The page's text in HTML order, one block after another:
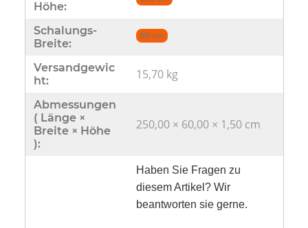
Höhe:
Schalungs-
Breite:
60 cm
Versandgewic
ht:
15,70 kg
Abmessungen
( Länge ×
Breite × Höhe
):
250,00 × 60,00 × 1,50 cm
Haben Sie Fragen zu
diesem Artikel? Wir
beantworten sie gerne.